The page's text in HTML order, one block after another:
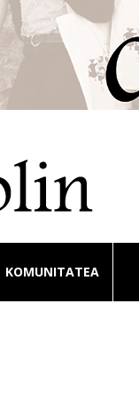
KOMUNITATEA